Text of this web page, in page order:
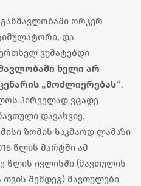
ორჯერ
და
ვუმატებდი
ხელი არ
„მოძლიერებას“.
პირველად ვცადე
დავახვიე.
ზომის საკმაოდ ლამაზი
წლის მარტში ამ
წლის ივლისში (მავთულის
თვის შემდეგ) მავთულები